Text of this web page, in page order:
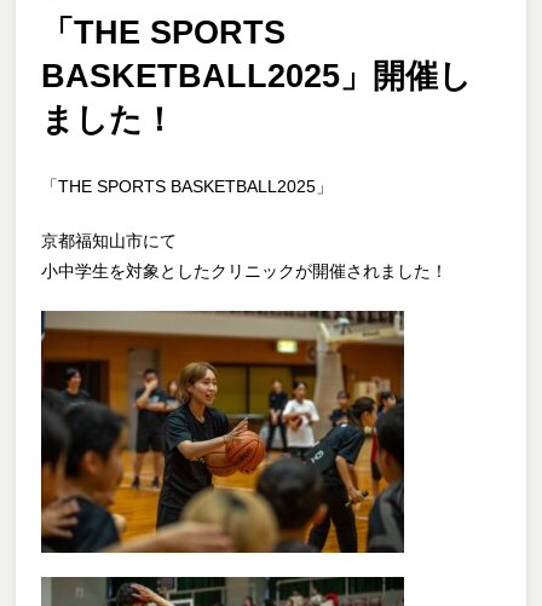
「THE SPORTS
BASKETBALL2025」開催し
ました！
「THE SPORTS BASKETBALL2025」
京都福知山市にて
小中学生を対象としたクリニックが開催されました！